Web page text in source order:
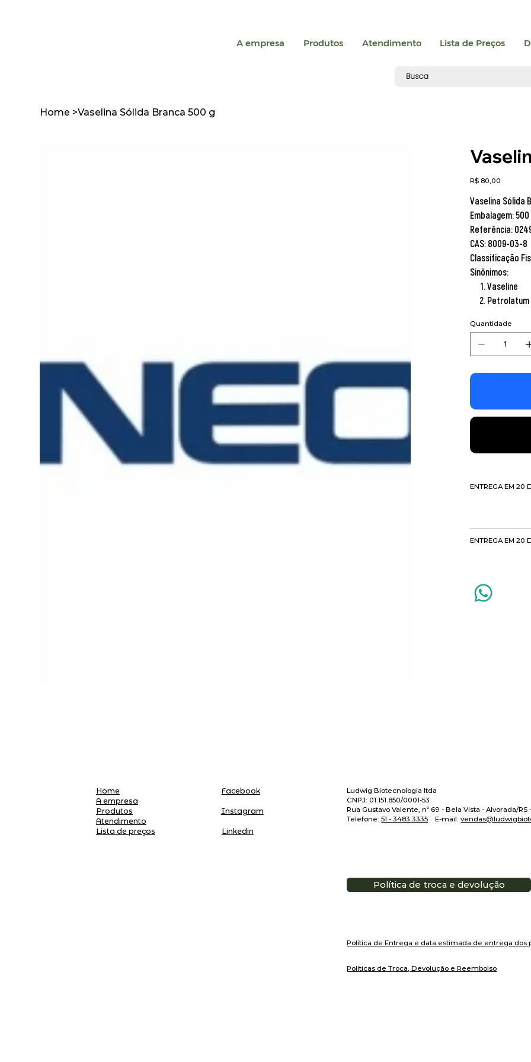
A empresa Produtos Atendimento Lista de Preços
Home >Vaselina Sólida Branca 500 g
Preço
R$ 80,00
Vaselina Sólida
Embalagem:
Referência:
CAS:8009-03-8
Classificação
Sinônimos:
Vaseline
Petrolatum
Quantidade
ENTREGA EM 20
ENTREGA EM 20
Política de Entrega e data estimada de entrega dos
Políticas de Troca, Devolução e Reembolso
Facebook
Ludwig Biotecnologia ltda
CNPJ: 01.151.850/0001-53
Rua Gustavo Valente, nº 69 - Bela Vista - Alvorada/RS
Telefone:51 - 3483.3335 E-mail:
Home
A empresa
Produtos
Atendimento
Lista de preços
Instagram
Linkedin
Política de troca e devolução